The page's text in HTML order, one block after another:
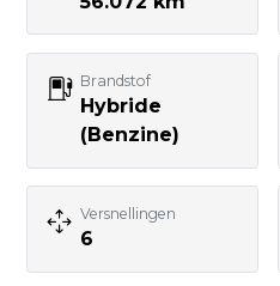
Uw bericht
Brandstof
Hybride
(Benzine)
Versnellingen
6